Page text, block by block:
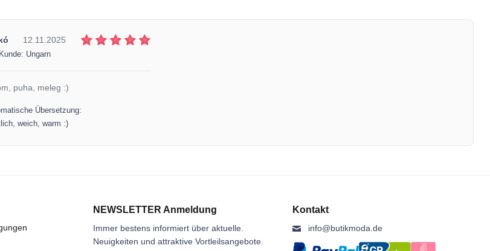
12.11.2025
Ungarn
puha, meleg :)
Übersetzung:
weich, warm :)
NEWSLETTER Anmeldung
Immer bestens informiert über aktuelle.
Neuigkeiten und attraktive Vortleilsangebote.
Kontakt
info@butikmoda.de